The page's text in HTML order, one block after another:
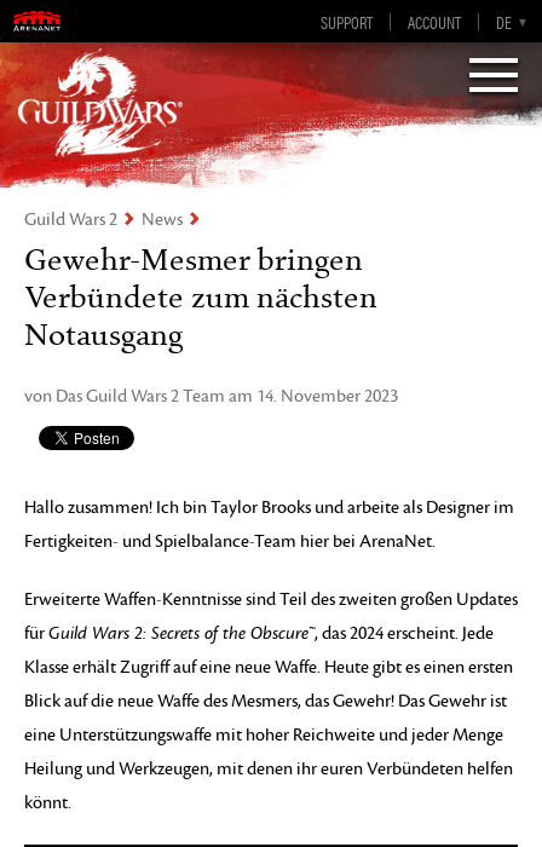
SUPPORT ACCOUNT DE
EN
ES
FR
EN-GB
„Visions of Eternity„
Guild Wars 2
Guild Wars 2 News
Gewehr-Mesmer bringen
Verbündete zum nächsten
Notausgang
von Das Guild Wars 2 Team am 14. November 2023
Hallo zusammen! Ich bin Taylor Brooks und arbeite als Designer im
Fertigkeiten- und Spielbalance-Team hier bei ArenaNet.
Erweiterte Waffen-Kenntnisse sind Teil des zweiten großen Updates
fürGuild Wars 2: Secrets of the Obscure™, das 2024 erscheint. Jede
Klasse erhält Zugriff auf eine neue Waffe. Heute gibt es einen ersten
Blick auf die neue Waffe des Mesmers, das Gewehr! Das Gewehr ist
eine Unterstützungswaffe mit hoher Reichweite und jeder Menge
Heilung und Werkzeugen, mit denen ihr euren Verbündeten helfen
könnt.